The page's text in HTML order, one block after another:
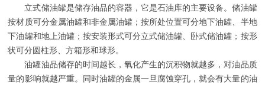
立式储油罐是储存油品的容器，它是石油库的主要设备。储油罐
按材质可分金属油罐和非金属油罐；按所处位置可分地下油罐、半地
下油罐和地上油罐；按安装形式可分立式储油罐、卧式储油罐；按形
状可分圆柱形、方箱形和球形。
油罐油品储存的时间越长，氧化产生的沉积物就越多，对油品质
量的影响就越严重。同时油罐的金属一旦腐蚀穿孔，就会有大量的油